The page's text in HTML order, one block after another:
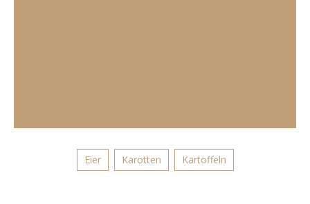
Eier Karotten Kartoffeln